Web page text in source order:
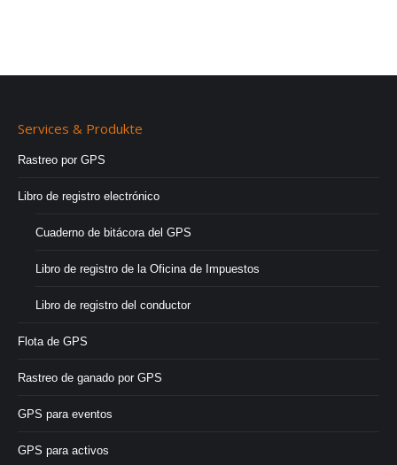
Services & Produkte
Rastreo por GPS
Libro de registro electrónico
Cuaderno de bitácora del GPS
Libro de registro de la Oficina de Impuestos
Libro de registro del conductor
Flota de GPS
Rastreo de ganado por GPS
GPS para eventos
GPS para activos